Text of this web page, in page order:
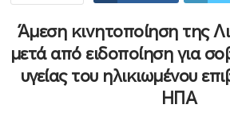
Άμεση κινητοποίηση της
μετά από ειδοποίηση για
υγείας του ηλικιωμένου
ΗΠΑ